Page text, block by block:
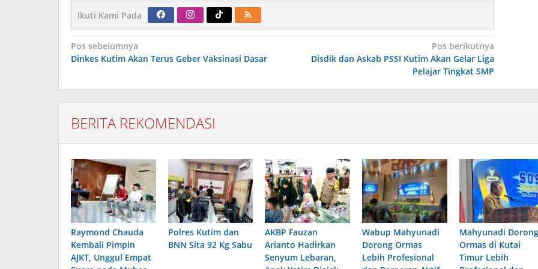
Ikuti Kami Pada
Navigasi
pos
Pos sebelumnya
Dinkes Kutim Akan Terus Geber Vaksinasi Dasar
Pos berikutnya
Disdik dan Askab PSSI Kutim Akan Gelar Liga
Pelajar Tingkat SMP
BERITA REKOMENDASI
Raymond Chauda
Kembali Pimpin
AJKT, Unggul Empat
Polres Kutim dan
BNN Sita 92 Kg Sabu
AKBP Fauzan
Arianto Hadirkan
Senyum Lebaran,
Wabup Mahyunadi
Dorong Ormas
Lebih Profesional
Mahyunadi Dorong
Ormas di Kutai
Timur Lebih